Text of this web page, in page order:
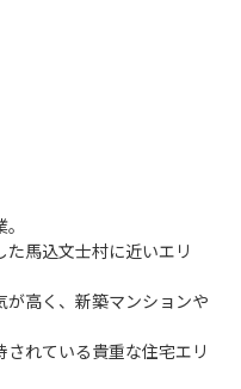
た馬込文士村に近いエリ
が高く、新築マンションや
されている貴重な住宅エリ